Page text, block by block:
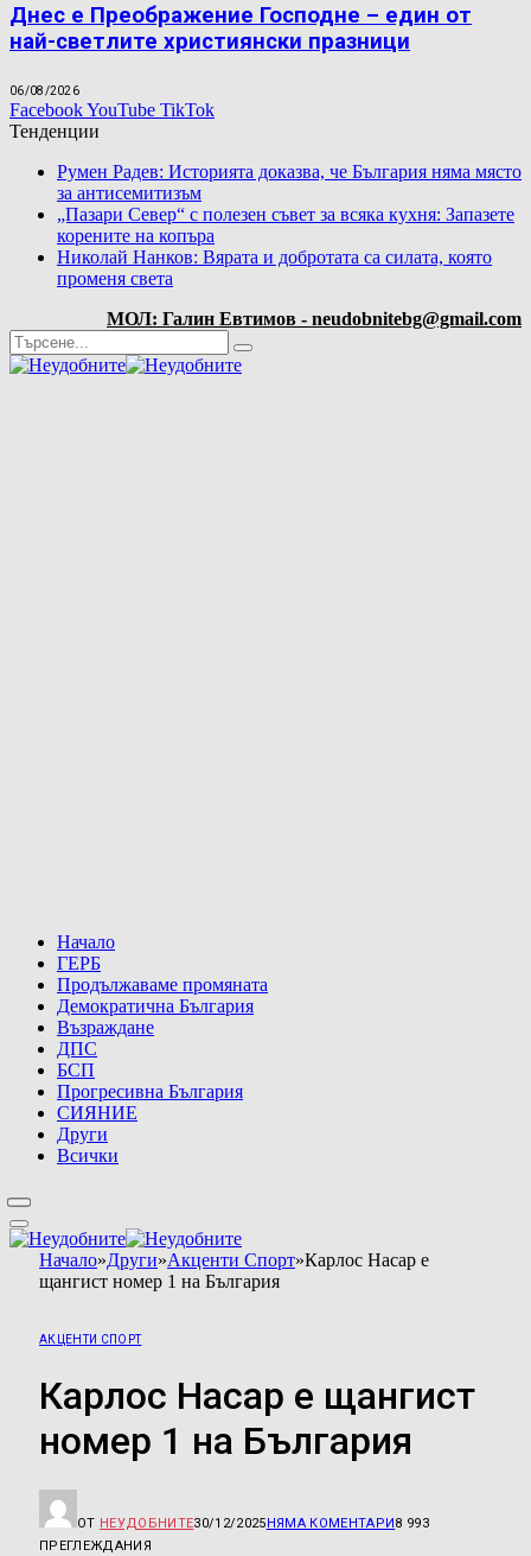
Днес е Преображение Господне – един от
най-светлите християнски празници
06/08/2026
FacebookYouTube TikTok
Тенденции
Румен Радев: Историята доказва, че България няма място
за антисемитизъм
„Пазари Север“ с полезен съвет за всяка кухня: Запазете
корените на копъра
Николай Нанков: Вярата и добротата са силата, която
променя света
МОЛ: Галин Евтимов - neudobnitebg@gmail.com
Начало
ГЕРБ
Продължаваме промяната
Демократична България
Възраждане
ДПС
БСП
Прогресивна България
СИЯНИЕ
Други
Всички
Начало»Други»Акценти Спорт»Карлос Насар е
щангист номер 1 на България
АКЦЕНТИ СПОРТ
Карлос Насар е щангист
номер 1 на България
ОТ НЕУДОБНИТЕ30/12/2025НЯМА КОМЕНТАРИ8 993
ПРЕГЛЕЖДАНИЯ